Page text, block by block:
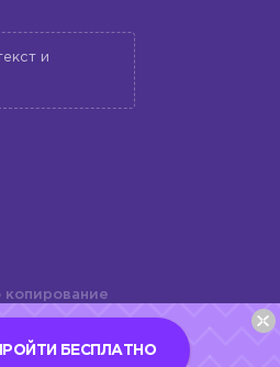
и
копирование
дизайна и
и
БЕСПЛАТНО